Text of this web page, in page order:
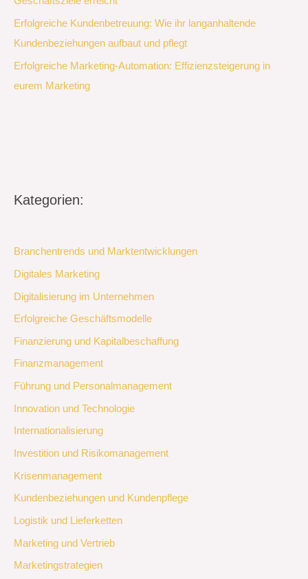
Erfolgreiche Kundenbetreuung: Wie ihr langanhaltende
Kundenbeziehungen aufbaut und pflegt
Erfolgreiche Marketing-Automation: Effizienzsteigerung in
eurem Marketing
Kategorien:
Branchentrends und Marktentwicklungen
Digitales Marketing
Digitalisierung im Unternehmen
Erfolgreiche Geschäftsmodelle
Finanzierung und Kapitalbeschaffung
Finanzmanagement
Führung und Personalmanagement
Innovation und Technologie
Internationalisierung
Investition und Risikomanagement
Krisenmanagement
Kundenbeziehungen und Kundenpflege
Logistik und Lieferketten
Marketing und Vertrieb
Marketingstrategien